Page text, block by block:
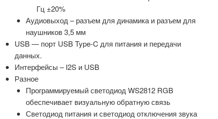
Гц ±20%
Аудиовыход – разъем для динамика и разъем для
наушников 3,5 мм
USB — порт USB Type-C для питания и передачи
данных.
Интерфейсы – I2S и USB
Разное
Программируемый светодиод WS2812 RGB
обеспечивает визуальную обратную связь
Светодиод питания и светодиод отключения звука